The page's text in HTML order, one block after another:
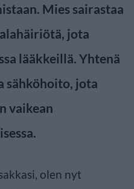
Mies sairastaa
jota
lääkkeillä. Yhtenä
sähköhoito, jota
vaikean
olen nyt